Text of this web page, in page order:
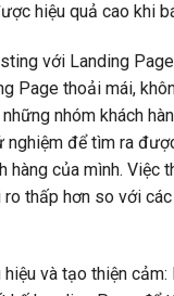
hiệu quả cao khi
với Landing
Page thoải mái,
nhóm khách
nghiệm để tìm ra
hàng của mình. Việc
ro thấp hơn so với
và tạo thiện cảm: